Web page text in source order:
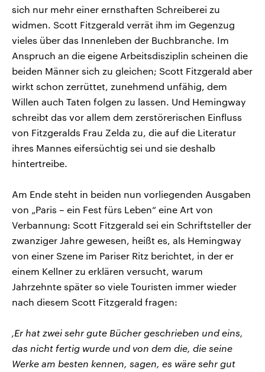
sich nur mehr einer ernsthaften Schreiberei zu
widmen. Scott Fitzgerald verrät ihm im Gegenzug
vieles über das Innenleben der Buchbranche. Im
Anspruch an die eigene Arbeitsdisziplin scheinen die
beiden Männer sich zu gleichen; Scott Fitzgerald aber
wirkt schon zerrüttet, zunehmend unfähig, dem
Willen auch Taten folgen zu lassen. Und Hemingway
schreibt das vor allem dem zerstörerischen Einfluss
von Fitzgeralds Frau Zelda zu, die auf die Literatur
ihres Mannes eifersüchtig sei und sie deshalb
hintertreibe.
Am Ende steht in beiden nun vorliegenden Ausgaben
von „Paris – ein Fest fürs Leben“ eine Art von
Verbannung: Scott Fitzgerald sei ein Schriftsteller der
zwanziger Jahre gewesen, heißt es, als Hemingway
von einer Szene im Pariser Ritz berichtet, in der er
einem Kellner zu erklären versucht, warum
Jahrzehnte später so viele Touristen immer wieder
nach diesem Scott Fitzgerald fragen:
‚Er hat zwei sehr gute Bücher geschrieben und eins,
das nicht fertig wurde und von dem die, die seine
Werke am besten kennen, sagen, es wäre sehr gut